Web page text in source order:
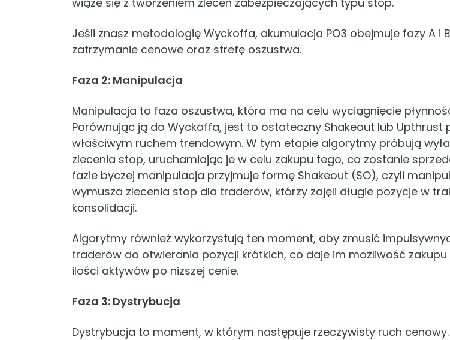
Jeśli znasz metodologię Wyckoffa, akumulacja PO3 obejmuje fazy A i
zatrzymanie cenowe oraz strefę oszustwa.
Faza 2: Manipulacja
Manipulacja to faza oszustwa, która ma na celu wyciągnięcie
Porównując ją do Wyckoffa, jest to ostateczny Shakeout lub Upthrust
właściwym ruchem trendowym. W tym etapie algorytmy próbują
zlecenia stop, uruchamiając je w celu zakupu tego, co zostanie
fazie byczej manipulacja przyjmuje formę Shakeout (SO), czyli
wymusza zlecenia stop dla traderów, którzy zajęli długie pozycje w
konsolidacji.
Algorytmy również wykorzystują ten moment, aby zmusić
traderów do otwierania pozycji krótkich, co daje im możliwość zakupu
ilości aktywów po niższej cenie.
Faza 3: Dystrybucja
Dystrybucja to moment, w którym następuje rzeczywisty ruch